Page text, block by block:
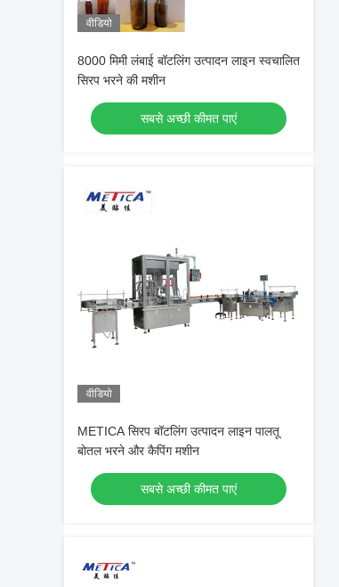
वीडियो
8000 मिमी लंबाई बॉटलिंग उत्पादन लाइन स्वचालित
सिरप भरने की मशीन
सबसे अच्छी कीमत पाएं
वीडियो
METICA सिरप बॉटलिंग उत्पादन लाइन पालतू
बोतल भरने और कैपिंग मशीन
सबसे अच्छी कीमत पाएं